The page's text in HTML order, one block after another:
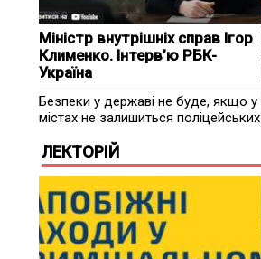
Міністр внутрішніх справ Ігор
Клименко. Інтерв’ю РБК-
Україна
Безпеки у державі не буде, якщо у
містах не залишиться поліцейських
ЛЕКТОРІЙ